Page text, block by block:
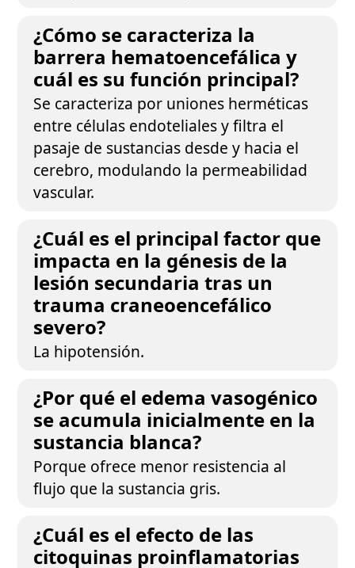
¿Cómo se caracteriza la
barrera hematoencefálica y
cuál es su función principal?
Se caracteriza por uniones herméticas
entre células endoteliales y filtra el
pasaje de sustancias desde y hacia el
cerebro, modulando la permeabilidad
vascular.
¿Cuál es el principal factor que
impacta en la génesis de la
lesión secundaria tras un
trauma craneoencefálico
severo?
La hipotensión.
¿Por qué el edema vasogénico
se acumula inicialmente en la
sustancia blanca?
Porque ofrece menor resistencia al
flujo que la sustancia gris.
¿Cuál es el efecto de las
citoquinas proinflamatorias